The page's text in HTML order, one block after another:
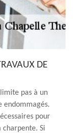
DE
pas à un
endommagés.
pour
Si